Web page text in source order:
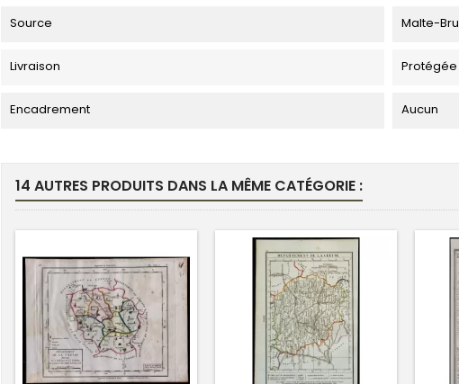
Source Malte-
Livraison Protégée
Encadrement Aucun
14 AUTRES PRODUITS DANS LA MÊME CATÉGORIE :